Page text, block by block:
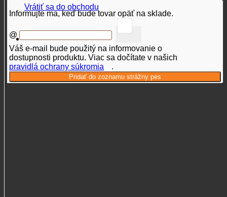
Vrátiť sa do obchodu
Informujte ma, keď bude tovar opäť na sklade.
@
Váš e-mail bude použitý na informovanie o
dostupnosti produktu. Viac sa dočítate v našich
pravidlá ochrany súkromia
.